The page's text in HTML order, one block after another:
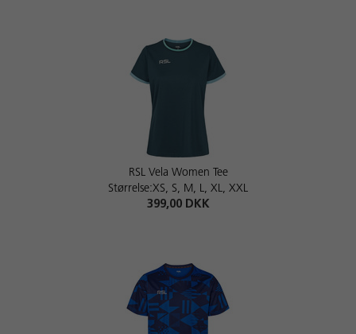
RSL Vela Women Tee
Størrelse:XS, S, M, L, XL, XXL
399,00 DKK